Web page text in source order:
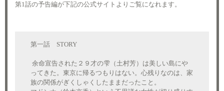
第1話の予告編が下記の公式サイトよりご覧になれます。
第一話 STORY
余命宣告された２９才の雫（土村芳）は美しい島にや
ってきた。東京に帰るつもりはない。心残りなのは、家
族の関係がぎくしゃくしたままだったこと。